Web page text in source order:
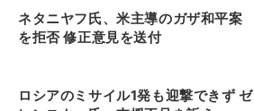
ネタニヤフ氏、米主導のガザ和平案
を拒否 修正意見を送付
ロシアのミサイル1発も迎撃できず ゼ